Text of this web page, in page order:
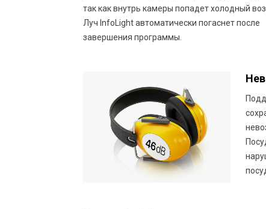
так как внутрь камеры попадет холодный
Луч InfoLight автоматически погаснет после
завершения программы.